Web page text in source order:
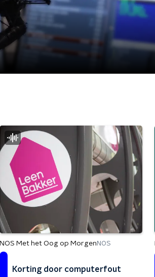
NOS Met het Oog op Morgen NOS
Korting door computerfout